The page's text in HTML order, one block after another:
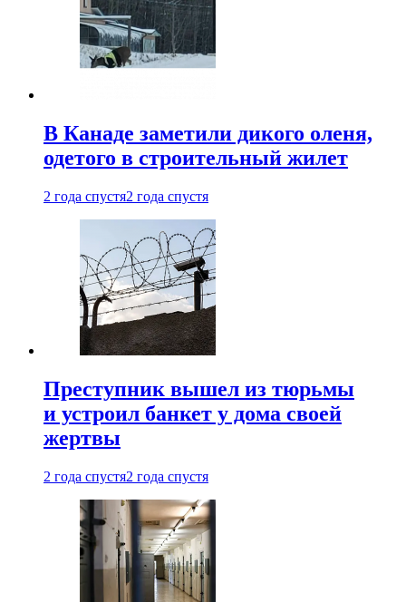
В Канаде заметили дикого оленя,
одетого в строительный жилет
2 года спустя2 года спустя
Преступник вышел из тюрьмы
и устроил банкет у дома своей
жертвы
2 года спустя2 года спустя